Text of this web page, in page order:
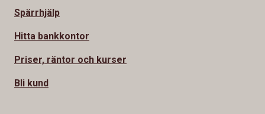
Spärrhjälp
Hitta bankkontor
Priser, räntor och kurser
Bli kund